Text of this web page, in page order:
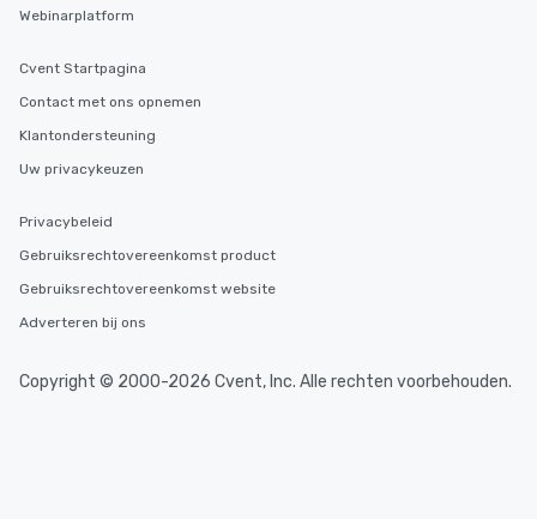
Webinarplatform
Cvent Startpagina
Contact met ons opnemen
Klantondersteuning
Uw privacykeuzen
Privacybeleid
Gebruiksrechtovereenkomst product
Gebruiksrechtovereenkomst website
Adverteren bij ons
Copyright © 2000-2026 Cvent, Inc. Alle rechten voorbehouden.